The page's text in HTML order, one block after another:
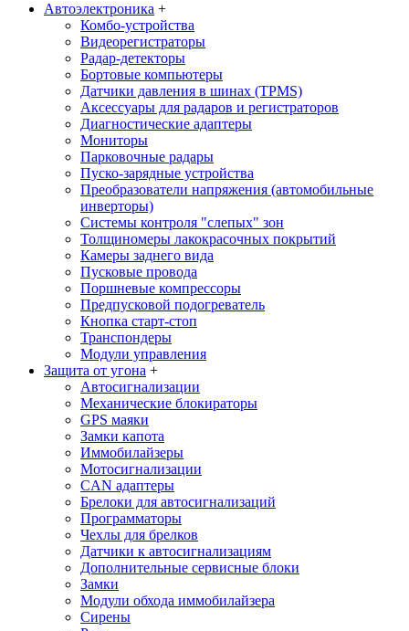
Автоэлектроника +
Комбо-устройства
Видеорегистраторы
Радар-детекторы
Бортовые компьютеры
Датчики давления в шинах (TPMS)
Аксессуары для радаров и регистраторов
Диагностические адаптеры
Мониторы
Парковочные радары
Пуско-зарядные устройства
Преобразователи напряжения (автомобильные
инверторы)
Системы контроля "слепых" зон
Толщиномеры лакокрасочных покрытий
Камеры заднего вида
Пусковые провода
Поршневые компрессоры
Предпусковой подогреватель
Кнопка старт-стоп
Транспондеры
Модули управления
Защита от угона +
Автосигнализации
Механические блoкираторы
GPS маяки
Замки капота
Иммобилайзеры
Мотосигнализации
CAN адаптеры
Брелоки для автосигнализаций
Программаторы
Чехлы для брелков
Датчики к автосигнализациям
Дополнительные сервисные блоки
Замки
Модули обхода иммобилайзера
Сирены